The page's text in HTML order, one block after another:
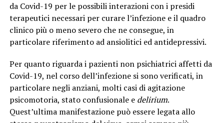
da Covid-19 per le possibili interazioni con i presidi
terapeutici necessari per curare l’infezione e il quadro
clinico più o meno severo che ne consegue, in
particolare riferimento ad ansiolitici ed antidepressivi.
Per quanto riguarda i pazienti non psichiatrici affetti da
Covid-19, nel corso dell’infezione si sono verificati, in
particolare negli anziani, molti casi di agitazione
psicomotoria, stato confusionale e delirium.
Quest’ultima manifestazione può essere legata allo